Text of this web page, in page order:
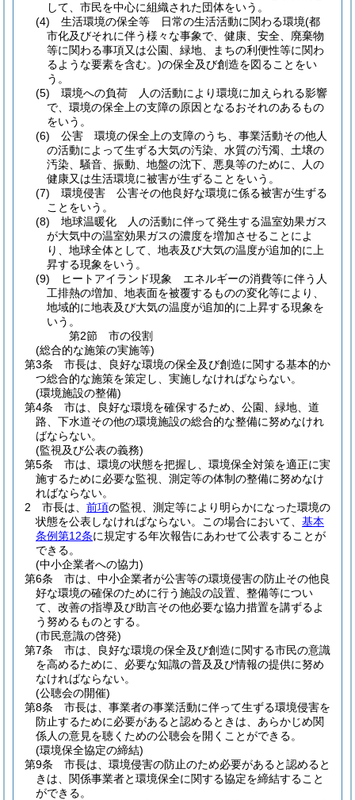
して、市民を中心に組織された団体をいう。
(4)
生活環境の保全等 日常の生活活動に関わる環境(都
市化及びそれに伴う様々な事象で、健康、安全、廃棄物
等に関わる事項又は公園、緑地、まちの利便性等に関わ
るような要素を含む。)の保全及び創造を図ることをい
う。
(5)
環境への負荷 人の活動により環境に加えられる影響
で、環境の保全上の支障の原因となるおそれのあるもの
をいう。
(6)
公害 環境の保全上の支障のうち、事業活動その他人
の活動によって生ずる大気の汚染、水質の汚濁、土壌の
汚染、騒音、振動、地盤の沈下、悪臭等のために、人の
健康又は生活環境に被害が生ずることをいう。
(7)
環境侵害 公害その他良好な環境に係る被害が生ずる
ことをいう。
(8)
地球温暖化 人の活動に伴って発生する温室効果ガス
が大気中の温室効果ガスの濃度を増加させることによ
り、地球全体として、地表及び大気の温度が追加的に上
昇する現象をいう。
(9)
ヒートアイランド現象 エネルギーの消費等に伴う人
工排熱の増加、地表面を被覆するものの変化等により、
地域的に地表及び大気の温度が追加的に上昇する現象を
いう。
第2節
市の役割
(総合的な施策の実施等)
第3条
市長は、良好な環境の保全及び創造に関する基本的か
つ総合的な施策を策定し、実施しなければならない。
(環境施設の整備)
第4条
市は、良好な環境を確保するため、公園、緑地、道
路、下水道その他の環境施設の総合的な整備に努めなけれ
ばならない。
(監視及び公表の義務)
第5条
市は、環境の状態を把握し、環境保全対策を適正に実
施するために必要な監視、測定等の体制の整備に努めなけ
ればならない。
2
市長は、 前項の監視、測定等により明らかになった環境の
状態を公表しなければならない。
この場合において、 基本
条例第12条に規定する年次報告にあわせて公表することが
できる。
(中小企業者への協力)
第6条
市は、中小企業者が公害等の環境侵害の防止その他良
好な環境の確保のために行う施設の設置、整備等につい
て、改善の指導及び助言その他必要な協力措置を講ずるよ
う努めるものとする。
(市民意識の啓発)
第7条
市は、良好な環境の保全及び創造に関する市民の意識
を高めるために、必要な知識の普及及び情報の提供に努め
なければならない。
(公聴会の開催)
第8条
市長は、事業者の事業活動に伴って生ずる環境侵害を
防止するために必要があると認めるときは、あらかじめ関
係人の意見を聴くための公聴会を開くことができる。
(環境保全協定の締結)
第9条
市長は、環境侵害の防止のため必要があると認めると
きは、関係事業者と環境保全に関する協定を締結すること
ができる。